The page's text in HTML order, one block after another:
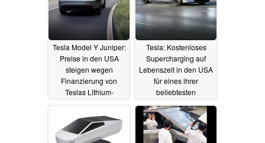
Tesla Model Y Juniper:
Preise in den USA
steigen wegen
Finanzierung von
Teslas Lithium-
Auslieferung in Europa
derzeit mit 5 Monaten
Wartezeit 18.12.2024
Tesla: Kostenloses
Supercharging auf
Lebenszeit in den USA
für eines ihrer
beliebtesten
Hoffnung auf ähnliches
Angebot in Europa
18.12.2024